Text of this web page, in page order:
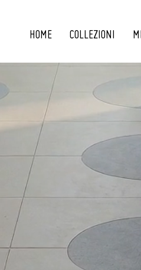
HOME COLLEZIONI